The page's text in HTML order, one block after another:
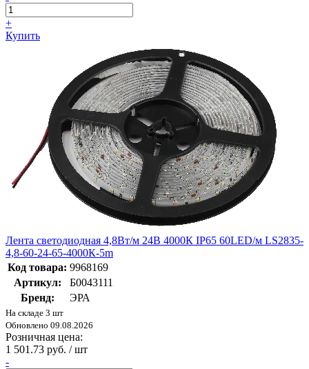
+
Купить
Лента светодиодная 4,8Вт/м 24В 4000К IP65 60LED/м LS2835-
4,8-60-24-65-4000К-5m
Код товара: 9968169
Артикул:
Б0043111
Бренд:
ЭРА
На складе 3 шт
Обновлено 09.08.2026
Розничная цена:
1 501.73 руб. / шт
-